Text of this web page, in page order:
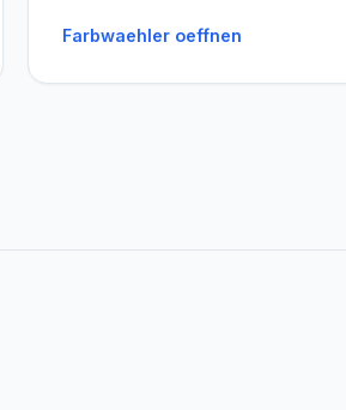
Farbwaehler oeffnen